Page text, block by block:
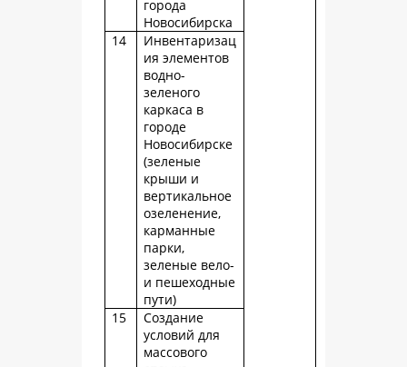
города
Новосибирска
14
Инвентаризац
ия элементов
водно-
зеленого
каркаса в
городе
Новосибирске
(зеленые
крыши и
вертикальное
озеленение,
карманные
парки,
зеленые вело-
и пешеходные
пути)
15
Создание
условий для
массового